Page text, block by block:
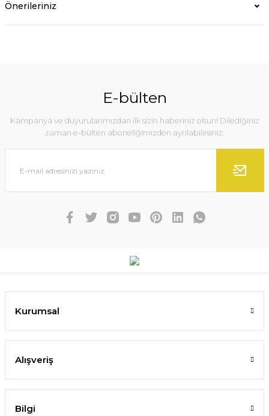
Önerileriniz
E-bülten
Kampanya ve duyurularımızdan ilk sizin haberiniz olsun! Dilediğiniz
zaman e-bülten aboneliğimizden ayrılabilirsiniz.
Kurumsal
Alışveriş
Bilgi